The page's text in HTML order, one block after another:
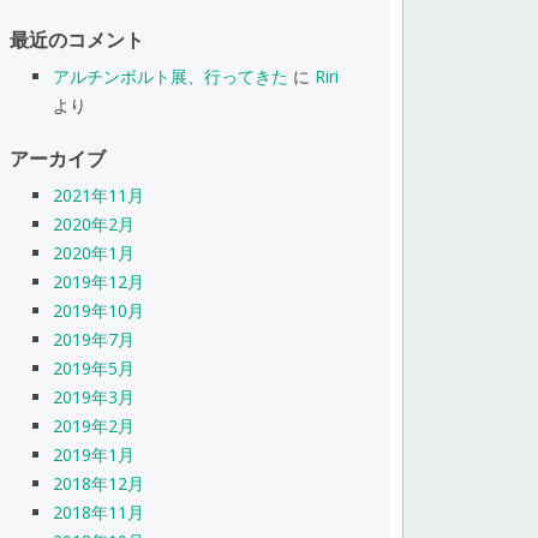
最近のコメント
アルチンボルト展、行ってきた に Riri
より
アーカイブ
2021年11月
2020年2月
2020年1月
2019年12月
2019年10月
2019年7月
2019年5月
2019年3月
2019年2月
2019年1月
2018年12月
2018年11月